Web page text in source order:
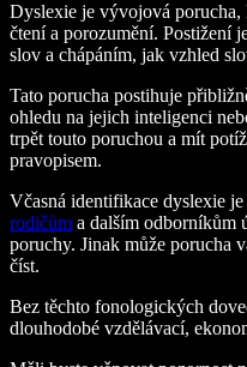
Dyslexie je vývojová porucha,
čtení a porozumění. Postižení
slov a chápáním, jak vzhled
Tato porucha postihuje
ohledu na jejich inteligenci
trpět touto poruchou a mít
pravopisem.
Včasná identifikace dyslexie
rodičům a dalším odborníkům
poruchy. Jinak může porucha
číst.
Bez těchto fonologických
dlouhodobé vzdělávací,